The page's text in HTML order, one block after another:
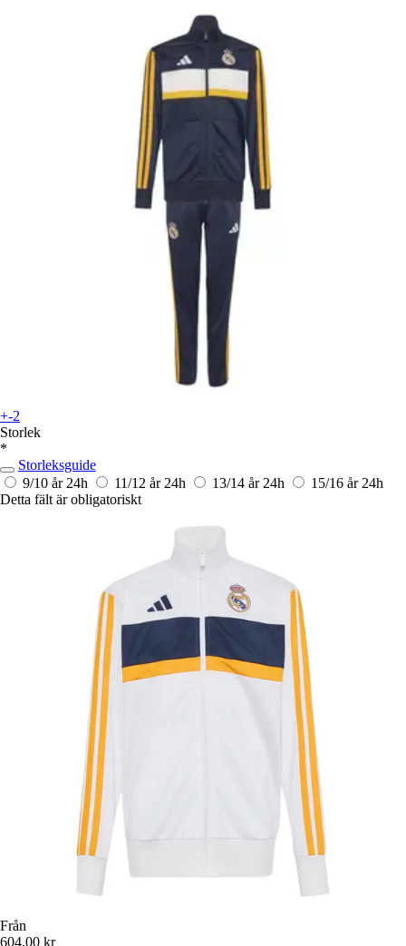
+-2
Storlek
*
Storleksguide
9/10 år 24h 11/12 år 24h 13/14 år 24h 15/16 år 24h
Detta fält är obligatoriskt
Från
604,00 kr